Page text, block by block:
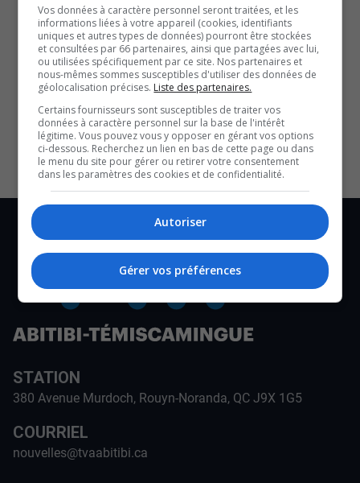
QUESTION DU JOUR
Commentaires
SOUTENIR NOS MÉDIAS, C’EST PROTÉGER NOTRE
CULTURE ET NOTRE ÉCONOMIE
STATION
380 Avenue Murdoch, Rouyn-Noranda, QC J9X 1G5
COURRIEL
nouvelles@tvaabitibi.ca
Vos données à caractère personnel seront traitées, et les
informations liées à votre appareil (cookies, identifiants
uniques et autres types de données) pourront être stockées
et consultées par 66 partenaires, ainsi que partagées avec lui,
ou utilisées spécifiquement par ce site. Nos partenaires et
nous-mêmes sommes susceptibles d'utiliser des données de
géolocalisation précises. Liste des partenaires.
Certains fournisseurs sont susceptibles de traiter vos
données à caractère personnel sur la base de l'intérêt
légitime. Vous pouvez vous y opposer en gérant vos options
ci-dessous. Recherchez un lien en bas de cette page ou dans
le menu du site pour gérer ou retirer votre consentement
dans les paramètres des cookies et de confidentialité.
Autoriser
Gérer vos préférences